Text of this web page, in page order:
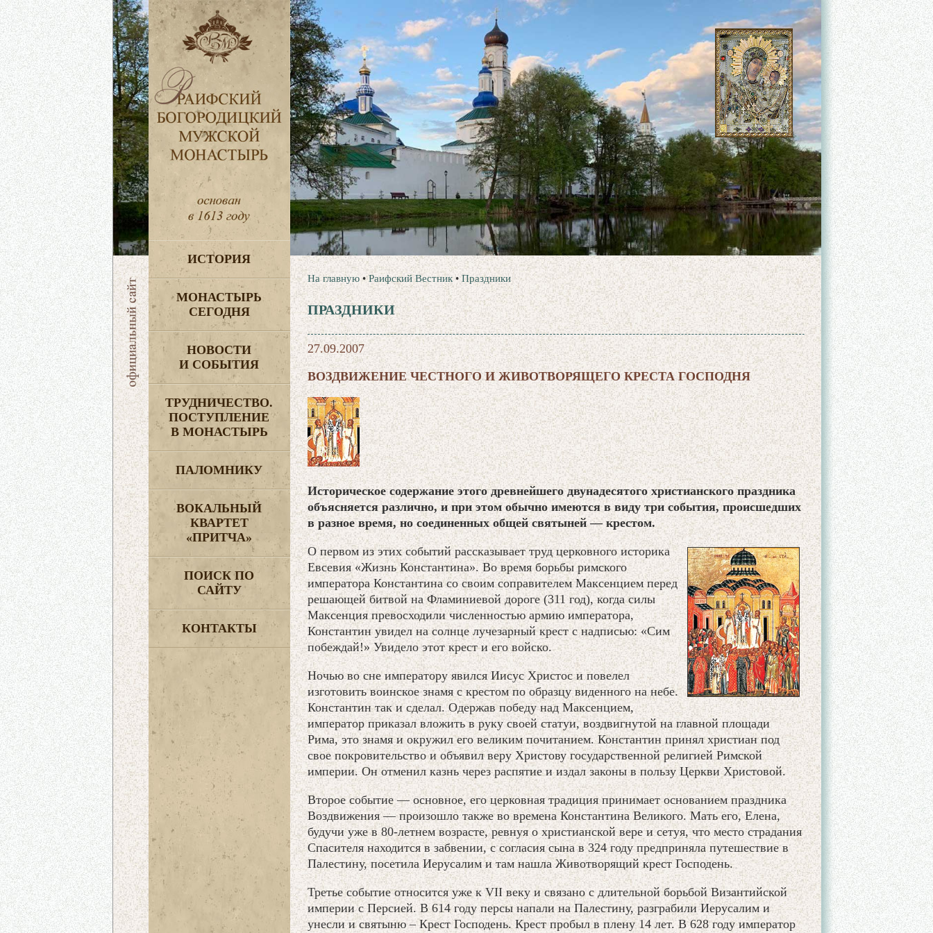
ИСТОРИЯ
МОНАСТЫРЬ
СЕГОДНЯ
НОВОСТИ
И СОБЫТИЯ
ТРУДНИЧЕСТВО.
ПОСТУПЛЕНИЕ
В МОНАСТЫРЬ
ПАЛОМНИКУ
ВОКАЛЬНЫЙ
КВАРТЕТ
«ПРИТЧА»
ПОИСК ПО
САЙТУ
КОНТАКТЫ
На главную •Раифский Вестник •Праздники
ПРАЗДНИКИ
27.09.2007
ВОЗДВИЖЕНИЕ ЧЕСТНОГО И ЖИВОТВОРЯЩЕГО КРЕСТА ГОСПОДНЯ
Историческое содержание этого древнейшего двунадесятого христианского праздника
объясняется различно, и при этом обычно имеются в виду три события, происшедших
в разное время, но соединенных общей святыней — крестом.
О первом из этих событий рассказывает труд церковного историка
Евсевия «Жизнь Константина». Во время борьбы римского
императора Константина со своим соправителем Максенцием перед
решающей битвой на Фламиниевой дороге (311 год), когда силы
Максенция превосходили численностью армию императора,
Константин увидел на солнце лучезарный крест с надписью: «Сим
побеждай!» Увидело этот крест и его войско.
Ночью во сне императору явился Иисус Христос и повелел
изготовить воинское знамя с крестом по образцу виденного на небе.
Константин так и сделал. Одержав победу над Максенцием,
император приказал вложить в руку своей статуи, воздвигнутой на главной площади
Рима, это знамя и окружил его великим почитанием. Константин принял христиан под
свое покровительство и объявил веру Христову государственной религией Римской
империи. Он отменил казнь через распятие и издал законы в пользу Церкви Христовой.
Второе событие — основное, его церковная традиция принимает основанием праздника
Воздвижения — произошло также во времена Константина Великого. Мать его, Елена,
будучи уже в 80-летнем возрасте, ревнуя о христианской вере и сетуя, что место страдания
Спасителя находится в забвении, с согласия сына в 324 году предприняла путешествие в
Палестину, посетила Иерусалим и там нашла Животворящий крест Господень.
Третье событие относится уже к VII веку и связано с длительной борьбой Византийской
империи с Персией. В 614 году персы напали на Палестину, разграбили Иерусалим и
унесли и святыню – Крест Господень. Крест пробыл в плену 14 лет. В 628 году император